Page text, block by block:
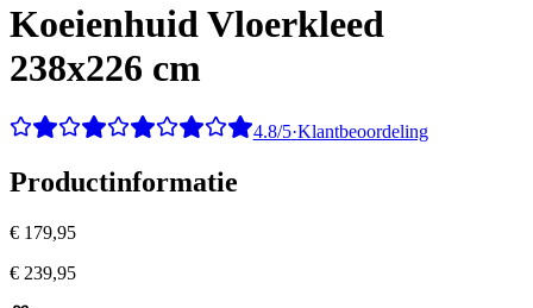
Koeienhuid Vloerkleed
238x226 cm
4.8/5·Klantbeoordeling
Productinformatie
€ 179,95
€ 239,95